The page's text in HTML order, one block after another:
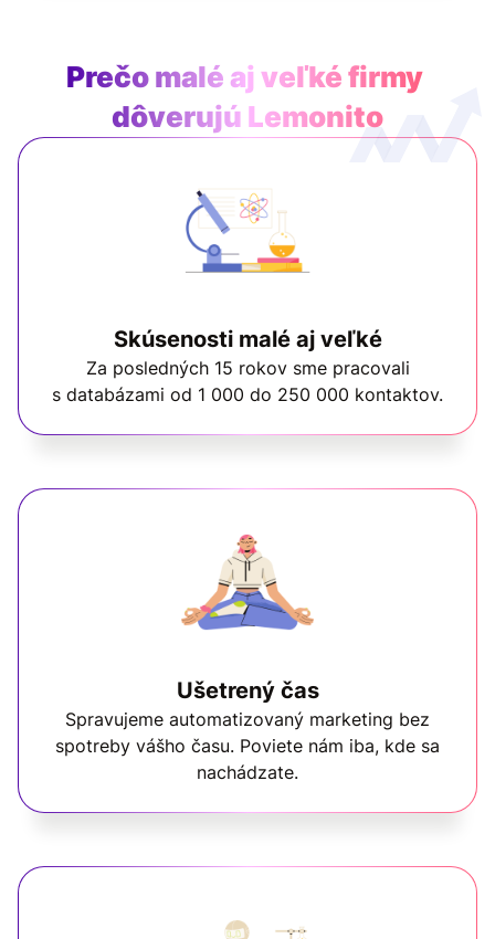
Prečo malé aj veľké firmy
dôverujú Lemonito
Skúsenosti malé aj veľké
Za posledných 15 rokov sme pracovali
s databázami od 1 000 do 250 000 kontaktov.
Ušetrený čas
Spravujeme automatizovaný marketing bez
spotreby vášho času. Poviete nám iba, kde sa
nachádzate.